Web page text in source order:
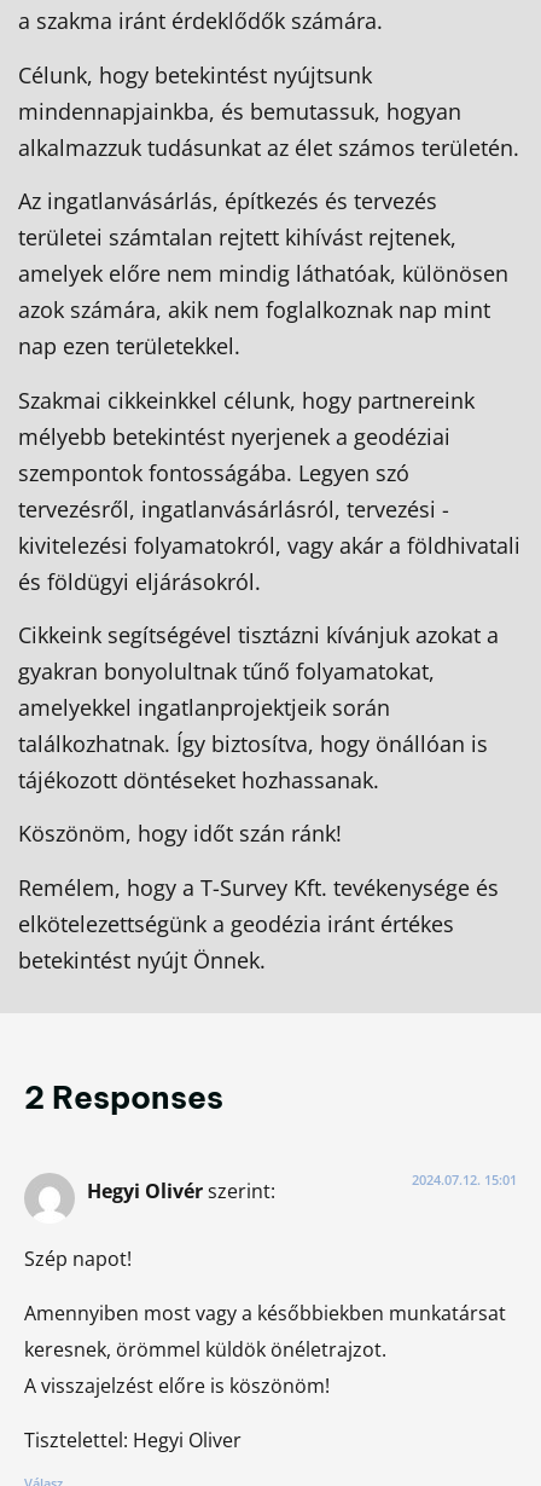
a szakma iránt érdeklődők számára.
Célunk, hogy betekintést nyújtsunk
mindennapjainkba, és bemutassuk, hogyan
alkalmazzuk tudásunkat az élet számos területén.
Az ingatlanvásárlás, építkezés és tervezés
területei számtalan rejtett kihívást rejtenek,
amelyek előre nem mindig láthatóak, különösen
azok számára, akik nem foglalkoznak nap mint
nap ezen területekkel.
Szakmai cikkeinkkel célunk, hogy partnereink
mélyebb betekintést nyerjenek a geodéziai
szempontok fontosságába. Legyen szó
tervezésről, ingatlanvásárlásról, tervezési -
kivitelezési folyamatokról, vagy akár a földhivatali
és földügyi eljárásokról.
Cikkeink segítségével tisztázni kívánjuk azokat a
gyakran bonyolultnak tűnő folyamatokat,
amelyekkel ingatlanprojektjeik során
találkozhatnak. Így biztosítva, hogy önállóan is
tájékozott döntéseket hozhassanak.
Köszönöm, hogy időt szán ránk!
Remélem, hogy a T-Survey Kft. tevékenysége és
elkötelezettségünk a geodézia iránt értékes
betekintést nyújt Önnek.
2 Responses
Hegyi Olivérszerint: 2024.07.12. 15:01
Szép napot!
Amennyiben most vagy a későbbiekben munkatársat
keresnek, örömmel küldök önéletrajzot.
A visszajelzést előre is köszönöm!
Tisztelettel: Hegyi Oliver